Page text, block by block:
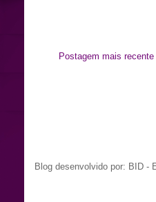
Postagem mais recente
Blog desenvolvido por: BID -